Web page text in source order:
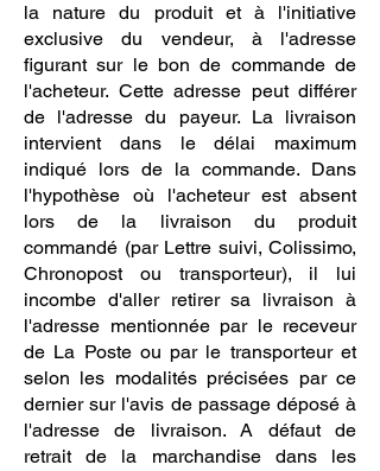
la nature du produit et à l'initiative
exclusive du vendeur, à l'adresse
figurant sur le bon de commande de
l'acheteur. Cette adresse peut différer
de l'adresse du payeur. La livraison
intervient dans le délai maximum
indiqué lors de la commande. Dans
l'hypothèse où l'acheteur est absent
lors de la livraison du produit
commandé (par Lettre suivi, Colissimo,
Chronopost ou transporteur), il lui
incombe d'aller retirer sa livraison à
l'adresse mentionnée par le receveur
de La Poste ou par le transporteur et
selon les modalités précisées par ce
dernier sur l'avis de passage déposé à
l'adresse de livraison. A défaut de
retrait de la marchandise dans les